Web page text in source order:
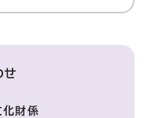
せ
財係